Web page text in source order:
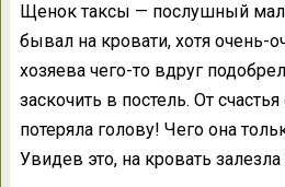
Щенок таксы — послушный
бывал на кровати, хотя очень-
хозяева чего-то вдруг
заскочить в постель. От
потеряла голову! Чего она
Увидев это, на кровать залезла